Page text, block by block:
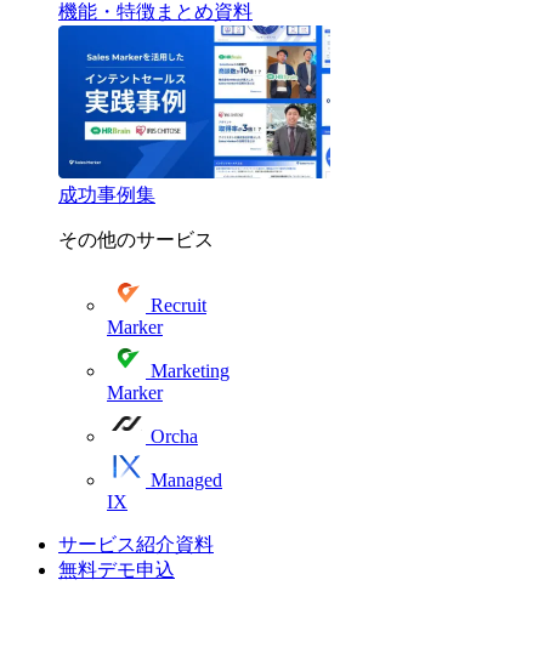
機能・特徴まとめ資料
成功事例集
その他のサービス
Recruit
Marker
Marketing
Marker
Orcha
Managed
IX
サービス紹介資料
無料デモ申込